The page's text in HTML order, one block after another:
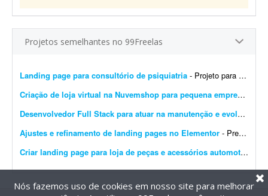
Projetos semelhantes no 99Freelas
Landing page para consultório de psiquiatria - Projeto para criação de landing page para consultório de psiquiatria. Escopo do projeto: Desenvolvimento completo da landing page. Design moderno, limpo e com foco em convers&...
Criação de loja virtual na Nuvemshop para pequena empresa
Desenvolvedor Full Stack para atuar na manutenção e evolução de uma plataforma SaaS
Ajustes e refinamento de landing pages no Elementor - Preciso de alguém para finalizar o desenvolvimento de 14 landing pages no Elementor. É um projeto rápido e de baixa complexidade. O cenário atual: As páginas j&...
Criar landing page para loja de peças e acessórios automotivos
Nós fazemos uso de cookies em nosso site para melhorar